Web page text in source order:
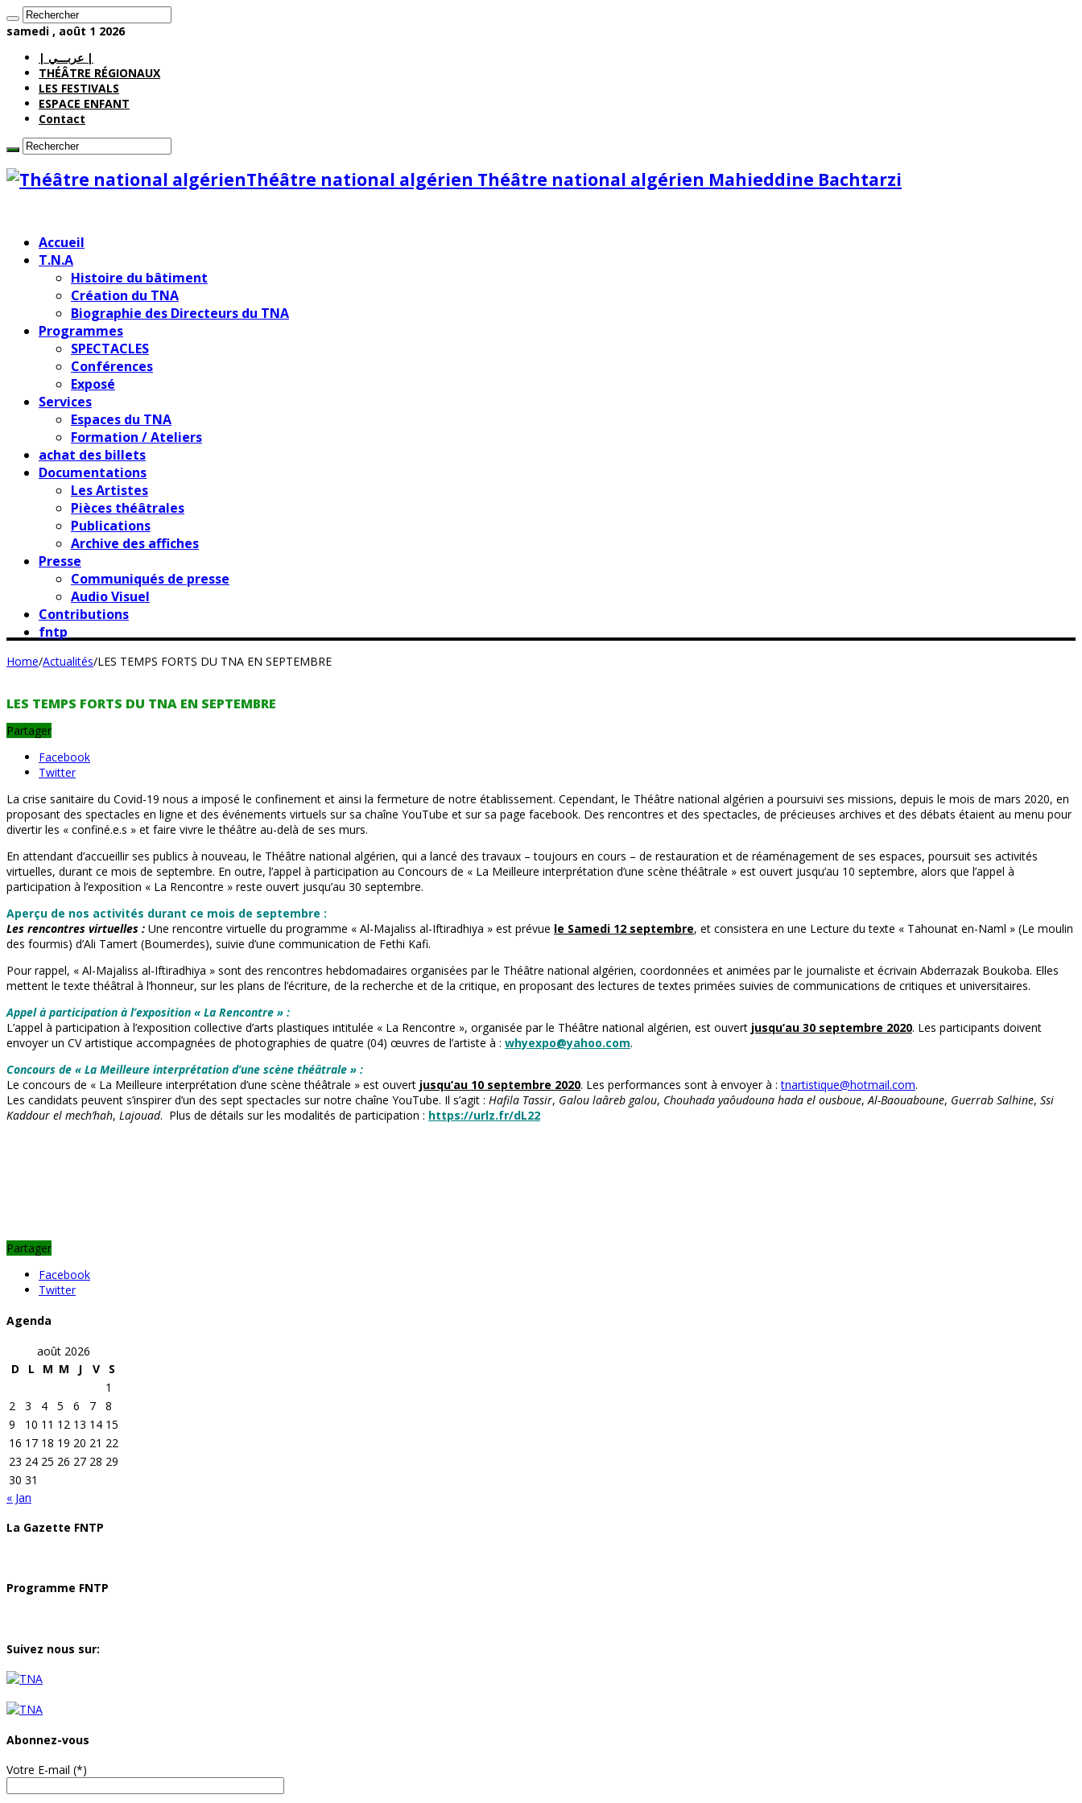
samedi , août 1 2026
| عربـــي |
THÉÂTRE RÉGIONAUX
LES FESTIVALS
ESPACE ENFANT
Contact
Théâtre national algérien Théâtre national algérien Mahieddine Bachtarzi
Accueil
T.N.A
Histoire du bâtiment
Création du TNA
Biographie des Directeurs du TNA
Programmes
SPECTACLES
Conférences
Exposé
Services
Espaces du TNA
Formation / Ateliers
achat des billets
Documentations
Les Artistes
Pièces théâtrales
Publications
Archive des affiches
Presse
Communiqués de presse
Audio Visuel
Contributions
fntp
Home/Actualités/LES TEMPS FORTS DU TNA EN SEPTEMBRE
LES TEMPS FORTS DU TNA EN SEPTEMBRE
Partager
Facebook
Twitter
La crise sanitaire du Covid-19 nous a imposé le confinement et ainsi la fermeture de notre établissement. Cependant, le Théâtre national algérien a poursuivi ses missions, depuis le mois de mars 2020, en
proposant des spectacles en ligne et des événements virtuels sur sa chaîne YouTube et sur sa page facebook. Des rencontres et des spectacles, de précieuses archives et des débats étaient au menu pour
divertir les « confiné.e.s » et faire vivre le théâtre au-delà de ses murs.
En attendant d’accueillir ses publics à nouveau, le Théâtre national algérien, qui a lancé des travaux – toujours en cours – de restauration et de réaménagement de ses espaces, poursuit ses activités
virtuelles, durant ce mois de septembre. En outre, l’appel à participation au Concours de « La Meilleure interprétation d’une scène théâtrale » est ouvert jusqu’au 10 septembre, alors que l’appel à
participation à l’exposition « La Rencontre » reste ouvert jusqu’au 30 septembre.
Aperçu de nos activités durant ce mois de septembre :
Les rencontres virtuelles : Une rencontre virtuelle du programme « Al-Majaliss al-Iftiradhiya » est prévue le Samedi 12 septembre, et consistera en une Lecture du texte « Tahounat en-Naml » (Le moulin
des fourmis) d’Ali Tamert (Boumerdes), suivie d’une communication de Fethi Kafi.
Pour rappel, « Al-Majaliss al-Iftiradhiya » sont des rencontres hebdomadaires organisées par le Théâtre national algérien, coordonnées et animées par le journaliste et écrivain Abderrazak Boukoba. Elles
mettent le texte théâtral à l’honneur, sur les plans de l’écriture, de la recherche et de la critique, en proposant des lectures de textes primées suivies de communications de critiques et universitaires.
Appel à participation à l’exposition « La Rencontre » :
L’appel à participation à l’exposition collective d’arts plastiques intitulée « La Rencontre », organisée par le Théâtre national algérien, est ouvert jusqu’au 30 septembre 2020. Les participants doivent
envoyer un CV artistique accompagnées de photographies de quatre (04) œuvres de l’artiste à : whyexpo@yahoo.com.
Concours de « La Meilleure interprétation d’une scène théâtrale » :
Le concours de « La Meilleure interprétation d’une scène théâtrale » est ouvert jusqu’au 10 septembre 2020. Les performances sont à envoyer à :tnartistique@hotmail.com.
Les candidats peuvent s’inspirer d’un des sept spectacles sur notre chaîne YouTube. Il s’agit : Hafila Tassir, Galou laâreb galou, Chouhada yaôudouna hada el ousboue,Al-Baouaboune, Guerrab Salhine, Ssi
Kaddour el mech’hah, Lajouad. Plus de détails sur les modalités de participation : https://urlz.fr/dL22
Partager
Facebook
Twitter
Agenda
août 2026
D
L M M J V
S
1
2
3 4 5 6 7
8
9
10 11 12 13 14 15
16 17 18 19 20 21 22
23 24 25 26 27 28 29
30 31
« Jan
La Gazette FNTP
Programme FNTP
Suivez nous sur:
Abonnez-vous
Votre E-mail (*)